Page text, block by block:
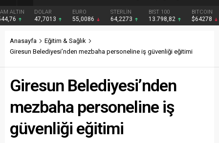
DOLAR
47,7013
EURO
55,0086
STERLİN
64,2273
BIST 100
13.798,82
BITCOIN
$64278
Anasayfa
Eğitim & Sağlık
Giresun Belediyesi’nden mezbaha personeline iş güvenliği eğitimi
Giresun Belediyesi’nden
mezbaha personeline iş
güvenliği eğitimi